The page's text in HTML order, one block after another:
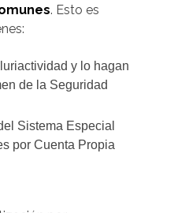
. Esto es
y lo hagan
de la Seguridad
Sistema Especial
por Cuenta Propia